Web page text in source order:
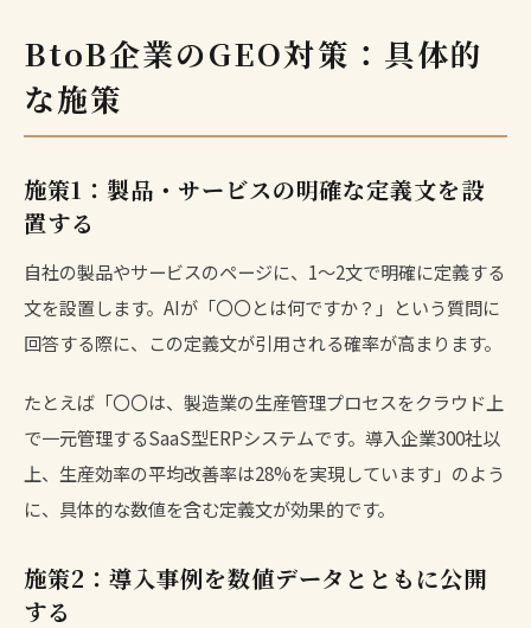
BtoB企業のGEO対策：具体的
な施策
施策1：製品・サービスの明確な定義文を設
置する
自社の製品やサービスのページに、1〜2文で明確に定義する
文を設置します。AIが「〇〇とは何ですか？」という質問に
回答する際に、この定義文が引用される確率が高まります。
たとえば「〇〇は、製造業の生産管理プロセスをクラウド上
で一元管理するSaaS型ERPシステムです。導入企業300社以
上、生産効率の平均改善率は28%を実現しています」のよう
に、具体的な数値を含む定義文が効果的です。
施策2：導入事例を数値データとともに公開
する